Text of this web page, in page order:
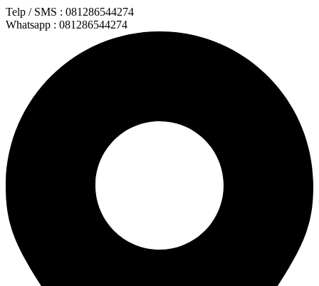
Lewati
ke
Telp / SMS : 081286544274
Whatsapp : 081286544274